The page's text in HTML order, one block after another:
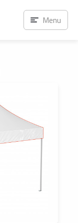
Menu